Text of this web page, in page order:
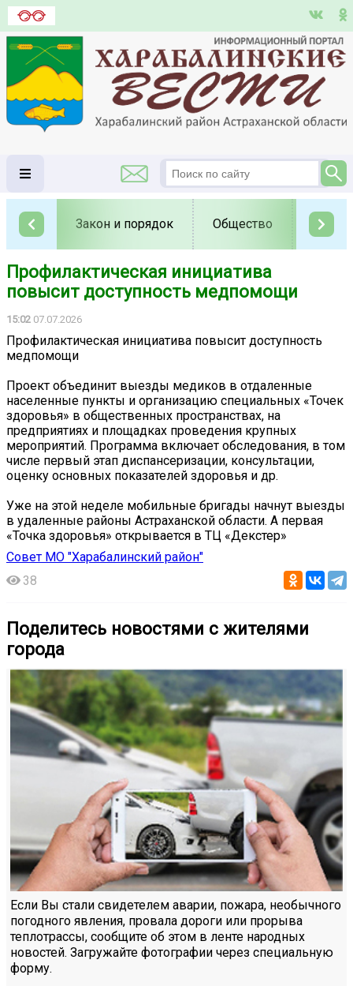
Закон и порядок Общество
Профилактическая инициатива
повысит доступность медпомощи
15:02 07.07.2026
Профилактическая инициатива повысит доступность
медпомощи
Проект объединит выезды медиков в отдаленные
населенные пункты и организацию специальных «Точек
здоровья» в общественных пространствах, на
предприятиях и площадках проведения крупных
мероприятий. Программа включает обследования, в том
числе первый этап диспансеризации, консультации,
оценку основных показателей здоровья и др.
Уже на этой неделе мобильные бригады начнут выезды
в удаленные районы Астраханской области. А первая
«Точка здоровья» открывается в ТЦ «Декстер»
Совет МО "Харабалинский район"
38
Поделитесь новостями с жителями
города
Если Вы стали свидетелем аварии, пожара, необычного
погодного явления, провала дороги или прорыва
теплотрассы, сообщите об этом в ленте народных
новостей. Загружайте фотографии через специальную
форму.